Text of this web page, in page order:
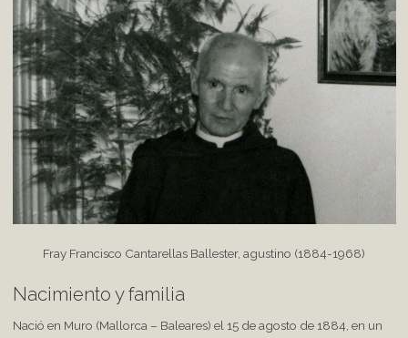
Fray Francisco Cantarellas Ballester, agustino (1884-1968)
Nacimiento y familia
Nació en Muro (Mallorca – Baleares) el 15 de agosto de 1884, en un